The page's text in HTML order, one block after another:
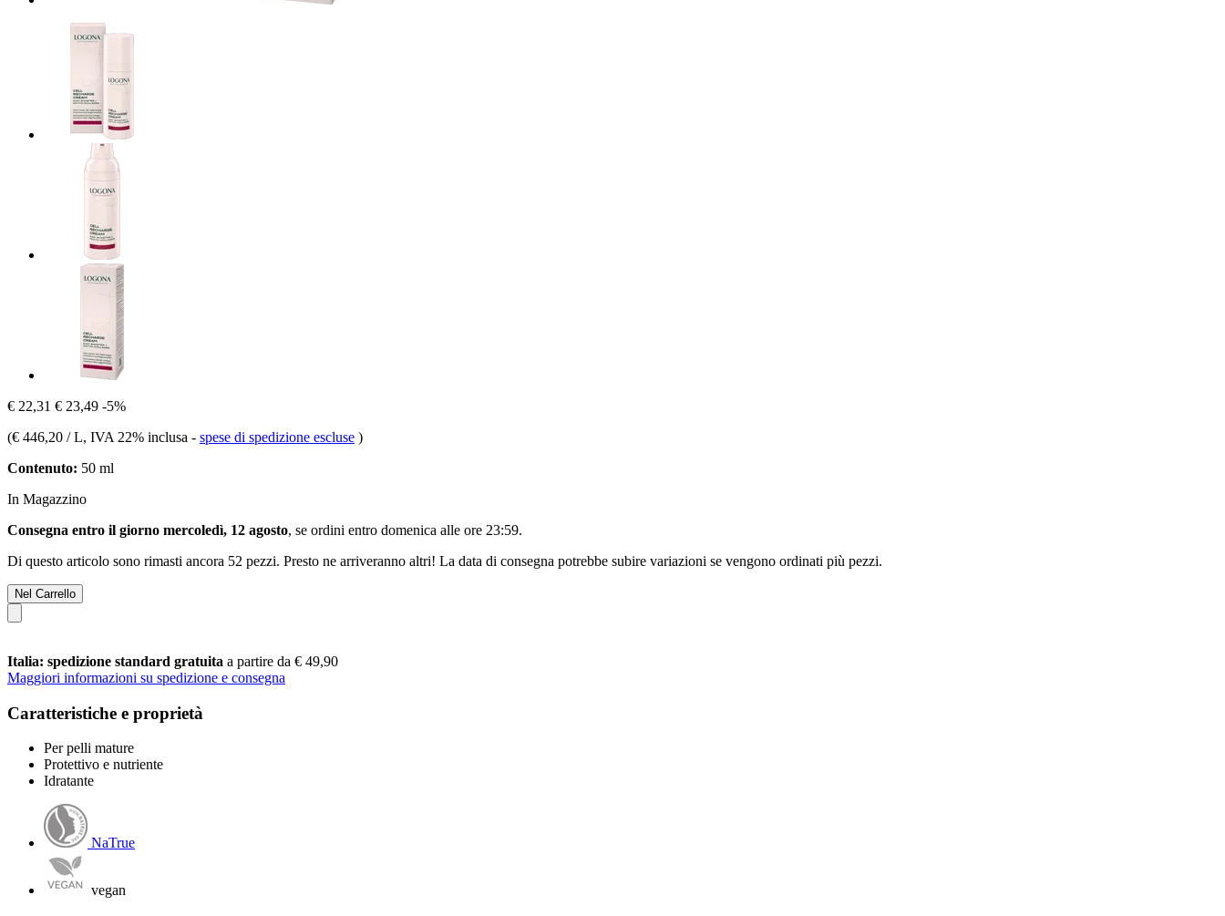
€ 22,31 € 23,49 -5%
(€ 446,20 / L, IVA 22% inclusa - spese di spedizione escluse )
Contenuto: 50 ml
In Magazzino
Consegna entro il giorno mercoledì, 12 agosto, se ordini entro domenica alle ore 23:59.
Di questo articolo sono rimasti ancora 52 pezzi. Presto ne arriveranno altri! La data di consegna potrebbe subire variazioni se vengono ordinati più pezzi.
Nel Carrello
Italia: spedizione standard gratuita a partire da € 49,90
Maggiori informazioni su spedizione e consegna
Caratteristiche e proprietà
Per pelli mature
Protettivo e nutriente
Idratante
NaTrue
vegan